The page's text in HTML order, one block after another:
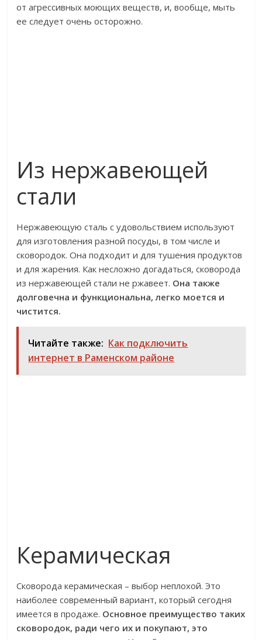
от агрессивных моющих веществ, и, вообще, мыть
ее следует очень осторожно.
Из нержавеющей
стали
Нержавеющую сталь с удовольствием используют
для изготовления разной посуды, в том числе и
сковородок. Она подходит и для тушения продуктов
и для жарения. Как несложно догадаться, сковорода
из нержавеющей стали не ржавеет. Она также
долговечна и функциональна, легко моется и
чистится.
Читайте также: Как подключить
интернет в Раменском районе
Керамическая
Сковорода керамическая – выбор неплохой. Это
наиболее современный вариант, который сегодня
имеется в продаже. Основное преимущество таких
сковородок, ради чего их и покупают, это